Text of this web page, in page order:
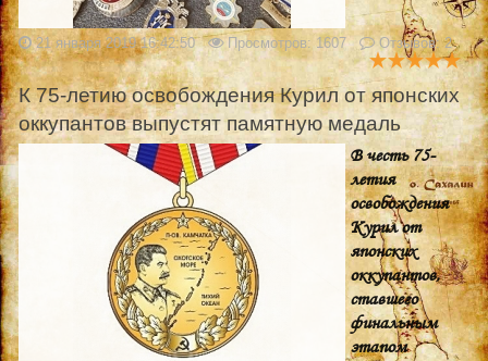
21 января 2019 16:42:50 Просмотров: 1607 Отзывов: 2
К 75-летию освобождения Курил от японских
оккупантов выпустят памятную медаль
В честь 75-
летия
освобождения
Курил от
японских
оккупантов,
ставшего
финальным
этапом